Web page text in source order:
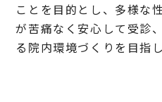
ことを目的とし、多様な
が苦痛なく安心して受診
る院内環境づくりを目指